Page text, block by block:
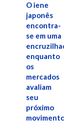
O iene
japonês
encontra-
se em uma
encruzilhada
enquanto
os
mercados
avaliam
seu
próximo
movimento.